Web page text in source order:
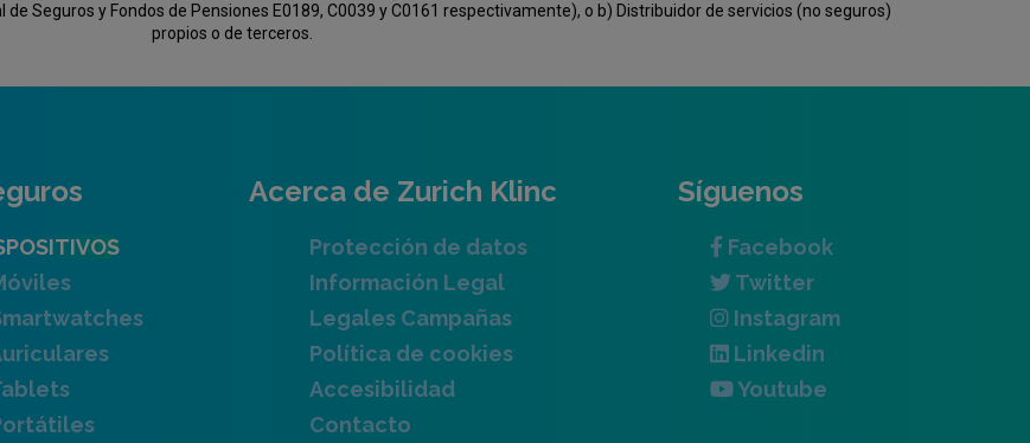
Seguros y Fondos de Pensiones E0189, C0039 y C0161 respectivamente), o b) Distribuidor de servicios (no seguros)
propios o de terceros.
Acerca de Zurich Klinc
Protección de datos
Información Legal
Legales Campañas
Política de cookies
Accesibilidad
Contacto
Síguenos
Facebook
Twitter
Instagram
Linkedin
Youtube